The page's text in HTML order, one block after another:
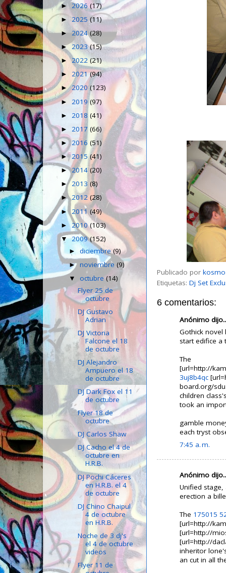
Publicado por
Etiquetas: Dj Set
6 comentarios:
Anónimo
Gothick
start edifice a
The
[url=http://
3uj8b4qc
board.org/
children
took an
gamble
each tryst
7:45 a. m.
Anónimo
Unified
erection a
The 175015
[url=http://
[url=http://
[url=http://
inheritor
an cut in all
► 2026(17)
► 2025(11)
► 2024(28)
► 2023(15)
►2022(21)
► 2021(94)
►2020(123)
► 2019(97)
► 2018 (41)
► 2017 (66)
► 2016 (51)
►2015(41)
►2014 (20)
► 2013 (8)
►2012(28)
►2011 (49)
► 2010(103)
▼2009(152)
►diciembre(9)
►noviembre(9)
▼octubre(14)
Flyer 25 de
octubre
DJ Gustavo
Adrian
DJ Victoria
Falcone el 18
de octubre
DJ Alejandro
Ampuero el 18
de octubre
DJ Dark Fox el 11
de octubre
Flyer 18 de
octubre
DJ Carlos Shaw
DJ Cacho el 4 de
octubre en
H.R.B.
DJ Pochi Cáceres
en H.R.B. el 4
de octubre
DJ Chino Chaipul
4 de octubre
en H.R.B.
Noche de 3 dj's
el 4 de octubre
videos
Flyer 11 de